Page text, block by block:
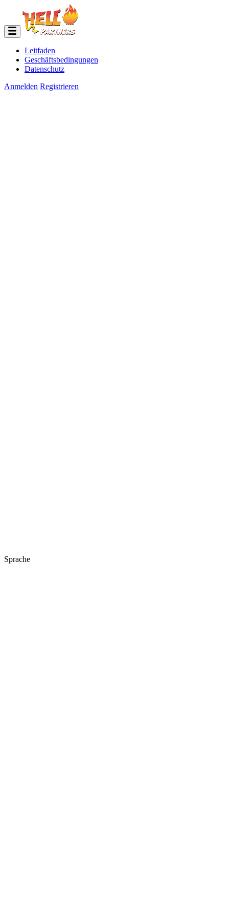
Leitfaden
Geschäftsbedingungen
Datenschutz
Anmelden Registrieren
Sprache